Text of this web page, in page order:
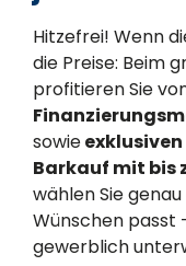
Hitzefrei! Wenn
die Preise: Beim
profitieren Sie
sowie
Barkauf mit bis
wählen Sie
Wünschen passt
gewerblich